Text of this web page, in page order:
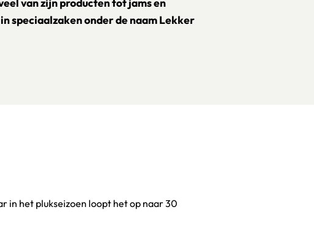
van zijn producten tot jams en
speciaalzaken onder de naam Lekker